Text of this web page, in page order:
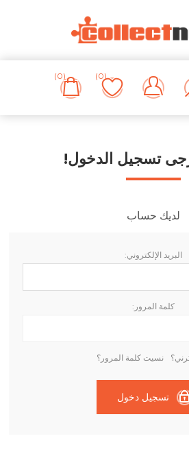
(0)
(0)
تسجيل الدخول!
لديك حساب
البريد الإلكتروني:
كلمة المرور:
نسيت كلمة المرور؟
تسجيل دخول